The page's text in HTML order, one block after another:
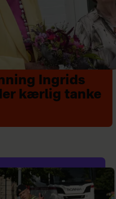
Ingrids
kærlig tanke